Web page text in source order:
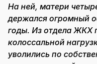
На ней, матери
держался огромный
годы. Из отдела ЖКХ
колоссальной
уволились по